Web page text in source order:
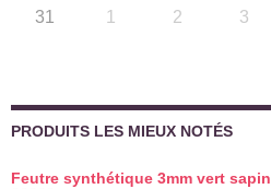
31 1 2 3
PRODUITS LES MIEUX NOTÉS
Feutre synthétique 3mm vert sapin